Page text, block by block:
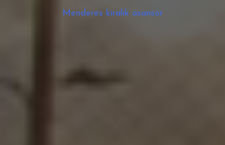
Menderes kiralık asansör